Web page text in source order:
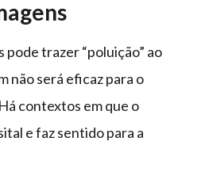
pode trazer “poluição” ao
não será eficaz para o
contextos em que o
e faz sentido para a